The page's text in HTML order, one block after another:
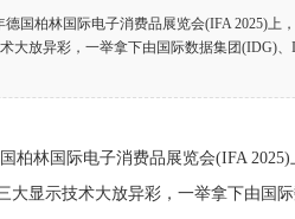
国柏林国际电子消费品展览会(IFA 2025)上
大放异彩，一举拿下由国际数据集团(IDG)、
林国际电子消费品展览会(IFA 2025)
大显示技术大放异彩，一举拿下由国